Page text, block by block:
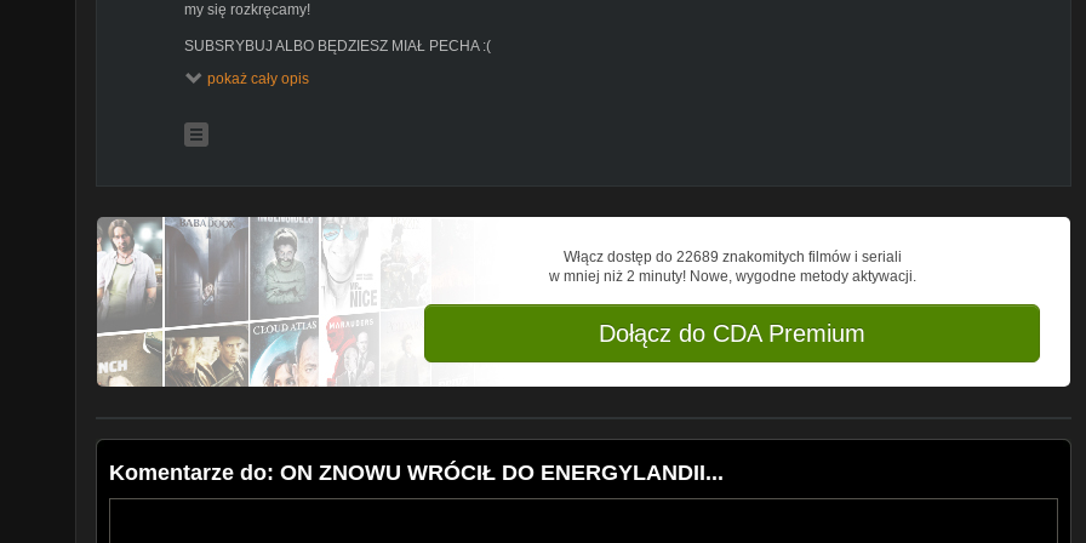
my się rozkręcamy!
SUBSRYBUJ ALBO BĘDZIESZ MIAŁ PECHA :(
Wbijaj na nasze instagramy:
Instagram Dejwida - @dejwid1771
Instagram Natana - @nathan_eryk_nogaj
pokaż cały opis
Włącz dostęp do 22689 znakomitych filmów i seriali
w mniej niż 2 minuty! Nowe, wygodne metody aktywacji.
Dołącz do CDA Premium
Komentarze do: ON ZNOWU WRÓCIŁ DO ENERGYLANDII...